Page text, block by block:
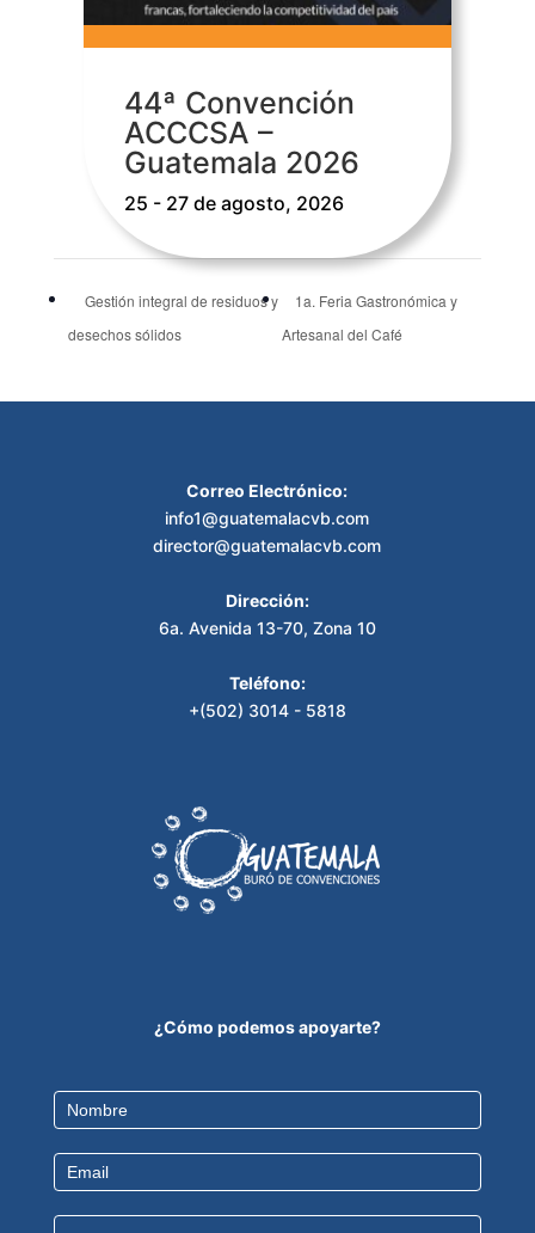
44ª Convención
ACCCSA –
Guatemala 2026
25 - 27 de agosto, 2026
Gestión integral de residuos y
desechos sólidos
1a. Feria Gastronómica y
Artesanal del Café
Correo Electrónico:
info1@guatemalacvb.com
director@guatemalacvb.com
Dirección:
6a. Avenida 13-70, Zona 10
Teléfono:
+(502) 3014 - 5818
¿Cómo podemos apoyarte?
Contact
Us